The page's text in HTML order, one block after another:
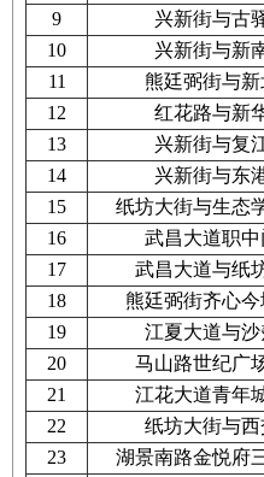
9
兴新街与古
10
兴新街与新
11
熊廷弼街与新
12
红花路与新
13
兴新街与复
14
兴新街与东
15
纸坊大街与生态
16
武昌大道职中
17
武昌大道与纸
18
熊廷弼街齐心今
19
江夏大道与沙
20
马山路世纪广
21
江花大道青年
22
纸坊大街与西
23
湖景南路金悦府